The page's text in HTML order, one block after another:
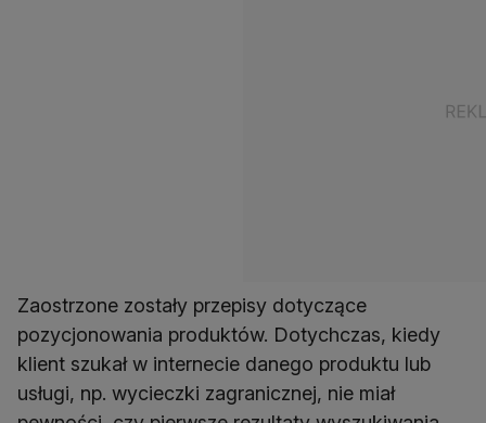
Zaostrzone zostały przepisy dotyczące
pozycjonowania produktów. Dotychczas, kiedy
klient szukał w internecie danego produktu lub
usługi, np. wycieczki zagranicznej, nie miał